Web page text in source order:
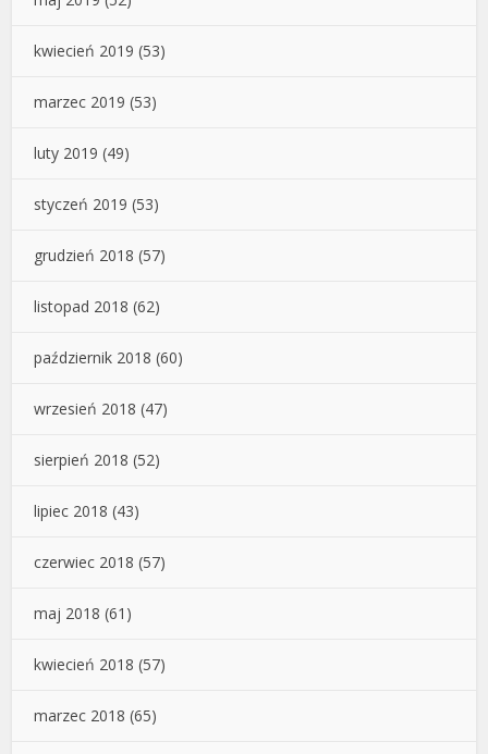
kwiecień 2019 (53)
marzec 2019 (53)
luty 2019 (49)
styczeń 2019 (53)
grudzień 2018 (57)
listopad 2018 (62)
październik 2018 (60)
wrzesień 2018 (47)
sierpień 2018 (52)
lipiec 2018 (43)
czerwiec 2018 (57)
maj 2018 (61)
kwiecień 2018 (57)
marzec 2018 (65)